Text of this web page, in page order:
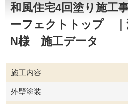
和風住宅4回塗り施工
ーフェクトトップ
N様 施工データ
施工内容
外壁塗装